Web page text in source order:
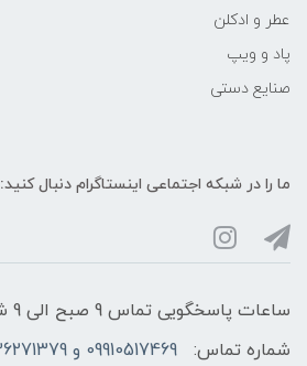
عطر و ادکلن
پاد و ویپ
صنایع دستی
ما را در شبکه‌ اجتماعی اینستاگرام دنبال کنید:
ساعات پاسخگویی تماس 9 صبح الی 9 شب
شماره تماس:
09910517469 و 09336271379